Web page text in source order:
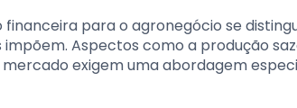
financeira para o agronegócio se
Aspectos como a produção
exigem uma abordagem